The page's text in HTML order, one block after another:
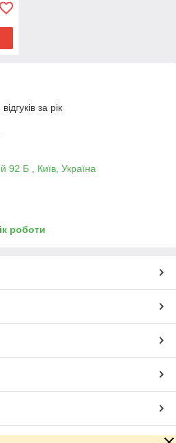
за рік
92 Б , Київ, Україна
роботи